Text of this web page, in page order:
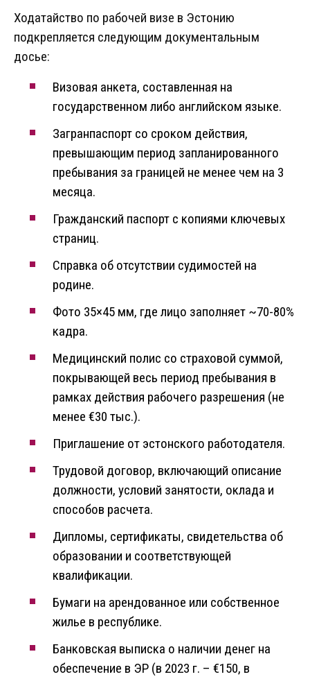
Ходатайство по рабочей визе в Эстонию
подкрепляется следующим документальным
досье:
Визовая анкета, составленная на
государственном либо английском языке.
Загранпаспорт со сроком действия,
превышающим период запланированного
пребывания за границей не менее чем на 3
месяца.
Гражданский паспорт с копиями ключевых
страниц.
Справка об отсутствии судимостей на
родине.
Фото 35×45 мм, где лицо заполняет ~70-80%
кадра.
Медицинский полис со страховой суммой,
покрывающей весь период пребывания в
рамках действия рабочего разрешения (не
менее €30 тыс.).
Приглашение от эстонского работодателя.
Трудовой договор, включающий описание
должности, условий занятости, оклада и
способов расчета.
Дипломы, сертификаты, свидетельства об
образовании и соответствующей
квалификации.
Бумаги на арендованное или собственное
жилье в республике.
Банковская выписка о наличии денег на
обеспечение в ЭР (в 2023 г. – €150, в